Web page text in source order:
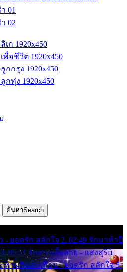
ค้นหาSearch
- ยอดรัก สลักใจ 2. 02:49 รักมาห้าปี
05:57 รักสาวเสื้อลาย - แสงสุรีย์
ะท้านดินสะเทือน - ยอดรัก สลักใจ 5.